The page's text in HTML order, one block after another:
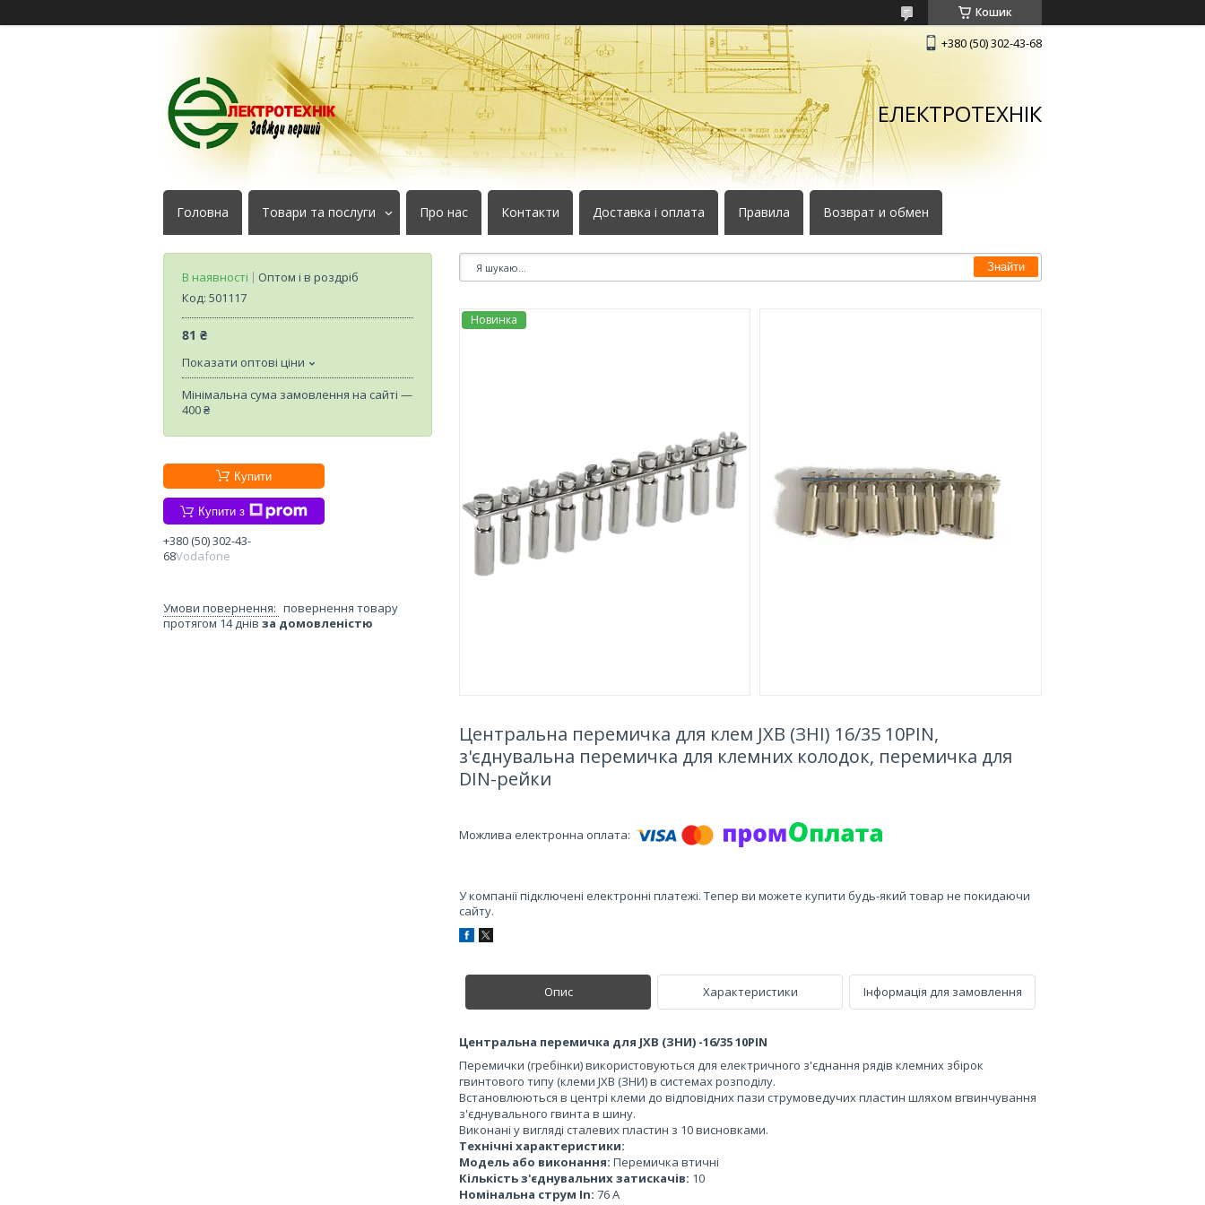
Кошик
+380 (50) 302-43-68
ЕЛЕКТРОТЕХНІК
Головна Товари та послуги Про нас Контакти Доставка і оплата Правила Возврат и обмен
Знайти
Новинка
Центральна перемичка для клем JXB (ЗНІ) 16/35 10PIN,
з'єднувальна перемичка для клемних колодок, перемичка для
DIN-рейки
У компанії підключені електронні платежі. Тепер ви можете купити будь-який товар не покидаючи
сайту.
Опис Характеристики Інформація для замовлення
Центральна перемичка для JXB (ЗНИ) -16/35 10PIN
Перемички (гребінки) використовуються для електричного з'єднання рядів клемних збірок
гвинтового типу (клеми JXB (ЗНИ) в системах розподілу.
Встановлюються в центрі клеми до відповідних пази струмоведучих пластин шляхом вгвинчування
з'єднувального гвинта в шину.
Виконані у вигляді сталевих пластин з 10 висновками.
Технічні характеристики:
Модель або виконання: Перемичка втичні
Кількість з'єднувальних затискачів: 10
Номінальна струм In: 76 А
В наявності
Оптом і в роздріб
Код: 501117
81 ₴
Показати оптові ціни
Мінімальна сума замовлення на сайті —
400 ₴
Купити
Купити з
+380 (50) 302-43-
68Vodafone
повернення товару
протягом 14 днів за домовленістю